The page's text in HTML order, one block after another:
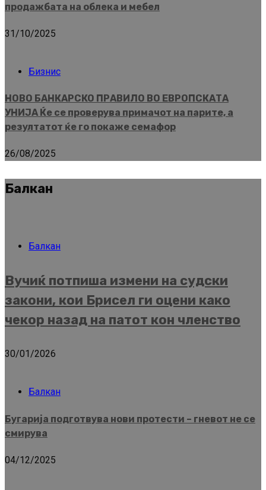
продажбата на облека и мебел
31/10/2025
Бизнис
НОВО БАНКАРСКО ПРАВИЛО ВО ЕВРОПСКАТА
УНИЈА Ќе се проверува примачот на парите, а
резултатот ќе го покаже семафор
26/08/2025
Балкан
Балкан
Вучиќ потпиша измени на судски
закони, кои Брисел ги оцени како
чекор назад на патот кон членство
30/01/2026
Балкан
Бугарија подготвува нови протести – гневот не се
смирува
04/12/2025